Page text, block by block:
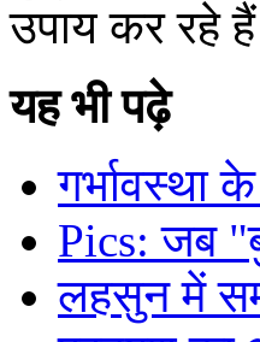
उपाय कर रहे
यह भी पढ़े
गर्भावस्था
Pics: जब
लहसुन में